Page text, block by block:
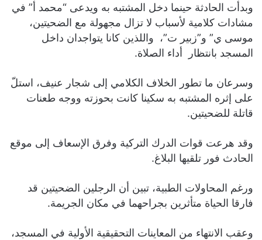
وبدأت الحادثة حينما دخل المشتبه به ويدعى “محمد أ” في
مشادات كلامية لأسباب لا تزال مجهولة مع الضحيتين،
موسى ي” و”زبير ت”، واللذين كانا يتواجدان داخل
المسجد بانتظار أداء الصلاة.
وسرعان ما تطور الخلاف الكلامي إلى شجار عنيف، استلّ
على إثره المشتبه به سكينا كانت بحوزته ووجه طعنات
قاتلة للضحيتين.
وقد هرعت قوات الدرك التركية وفرق الإسعاف إلى موقع
الحادث فور تلقيها البلاغ.
ورغم المحاولات الطبية، تبين أن الرجلين الضحيتين قد
فارقا الحياة متأثرين بجراحهما في مكان الجريمة.
وعقب الانتهاء من المعاينات التحقيقية الأولية في المسجد،